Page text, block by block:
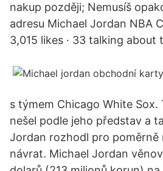
nakup později; Nemusíš
adresu Michael Jordan NBA
3,015 likes · 33 talking about
s týmem Chicago White
nešel podle jeho představ a
Jordan rozhodl pro poměrně
návrat. Michael Jordan